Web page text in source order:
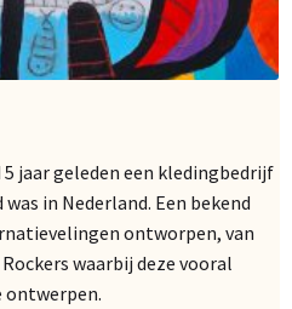
jaar geleden een kledingbedrijf
in Nederland. Een bekend
ontworpen, van
waarbij deze vooral
ontwerpen.